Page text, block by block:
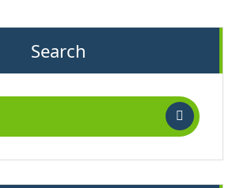
Search